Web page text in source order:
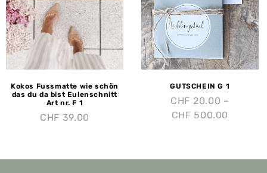
Kokos Fussmatte wie schön
das du da bist Eulenschnitt
Art nr. F 1
CHF 39.00
GUTSCHEIN G 1
CHF 20.00 –
CHF 500.00